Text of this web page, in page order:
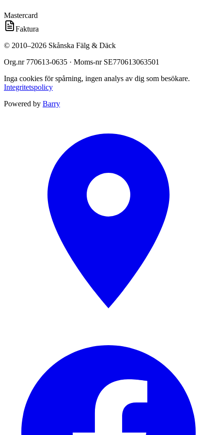
Mastercard
Faktura
© 2010–2026 Skånska Fälg & Däck
Org.nr 770613-0635 · Moms-nr SE770613063501
Inga cookies för spårning, ingen analys av dig som besökare.
Integritetspolicy
Powered by Barry